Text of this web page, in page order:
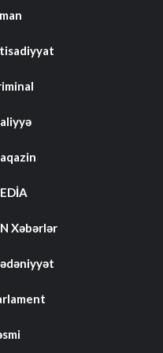
Xəbərlər